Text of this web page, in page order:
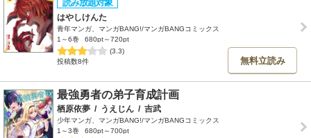
はやしけんた
青年マンガ、マンガBANG!/マンガBANGコミックス
1～6巻
680pt～720pt
(3.3)
投稿数8件
無料立読み
最強勇者の弟子育成計画
栖原依夢 / うえじん / 吉武
少年マンガ、マンガBANG!/マンガBANGコミックス
1～3巻
680pt～700pt